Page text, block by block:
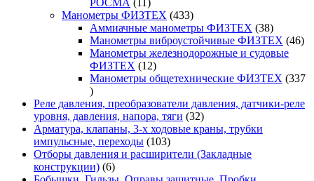
РОСМА
11
товаров
Манометры ФИЗТЕХ 433433
товара
Аммиачные манометры ФИЗТЕХ 3838
товаров
Манометры виброустойчивые ФИЗТЕХ 4646
Манометры железнодорожные и судовые
ФИЗТЕХ
1212
товаров
Манометры общетехнические ФИЗТЕХ 337
337
товаров
Реле давления, преобразователи давления, датчики-реле
уровня, давления, напора, тяги 3232
товара
Арматура, клапаны, 3-х ходовые краны, трубки
импульсные, переходы 103103
товара
Отборы давления и расширители (Закладные
конструкции) 66
товаров